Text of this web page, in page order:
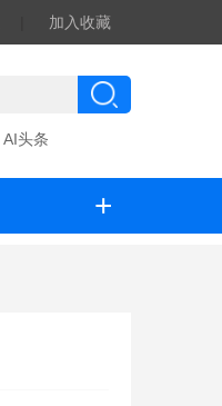
加入收藏
AI头条
+